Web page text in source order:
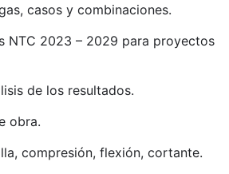
casos y combinaciones.
NTC 2023 – 2029 para proyectos
de los resultados.
obra.
compresión, flexión, cortante.